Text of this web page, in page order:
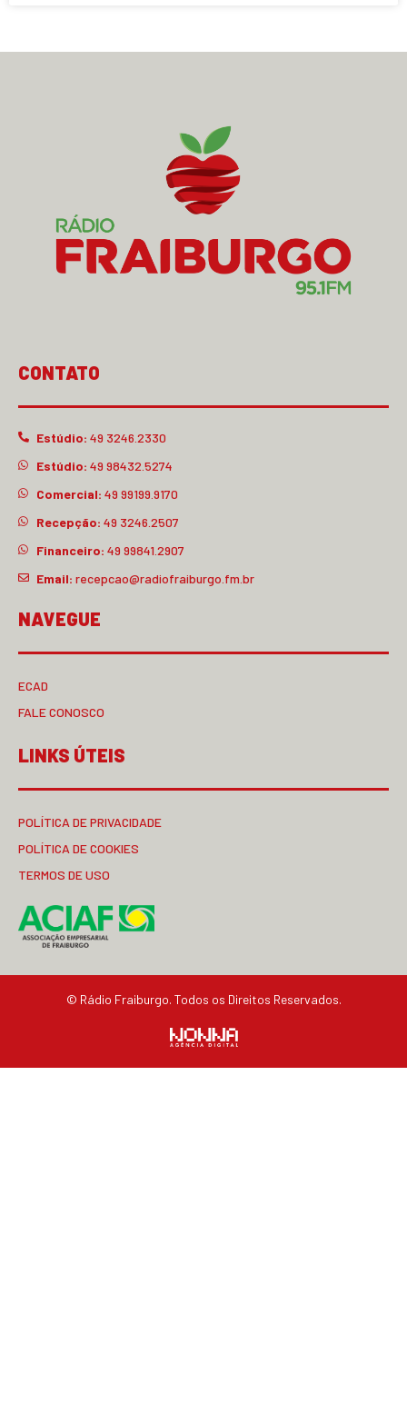
CONTATO
Estúdio: 49 3246.2330
Estúdio: 49 98432.5274
Comercial: 49 99199.9170
Recepção: 49 3246.2507
Financeiro: 49 99841.2907
Email: recepcao@radiofraiburgo.fm.br
NAVEGUE
ECAD
FALE CONOSCO
LINKS ÚTEIS
POLÍTICA DE PRIVACIDADE
POLÍTICA DE COOKIES
TERMOS DE USO
© Rádio Fraiburgo. Todos os Direitos Reservados.